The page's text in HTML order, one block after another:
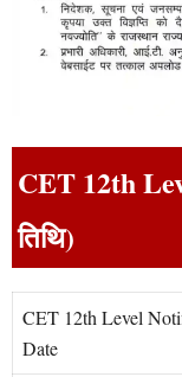
CET 12th
तिथि)
CET 12th Level
Date